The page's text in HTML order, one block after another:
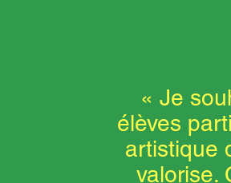
« Je
élèves
artistique
valorise.